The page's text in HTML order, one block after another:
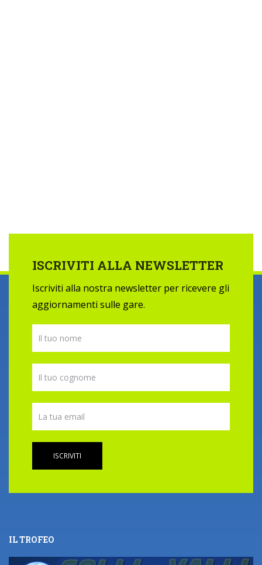
ISCRIVITI ALLA NEWSLETTER
Iscriviti alla nostra newsletter per ricevere gli
aggiornamenti sulle gare.
ISCRIVITI
IL TROFEO